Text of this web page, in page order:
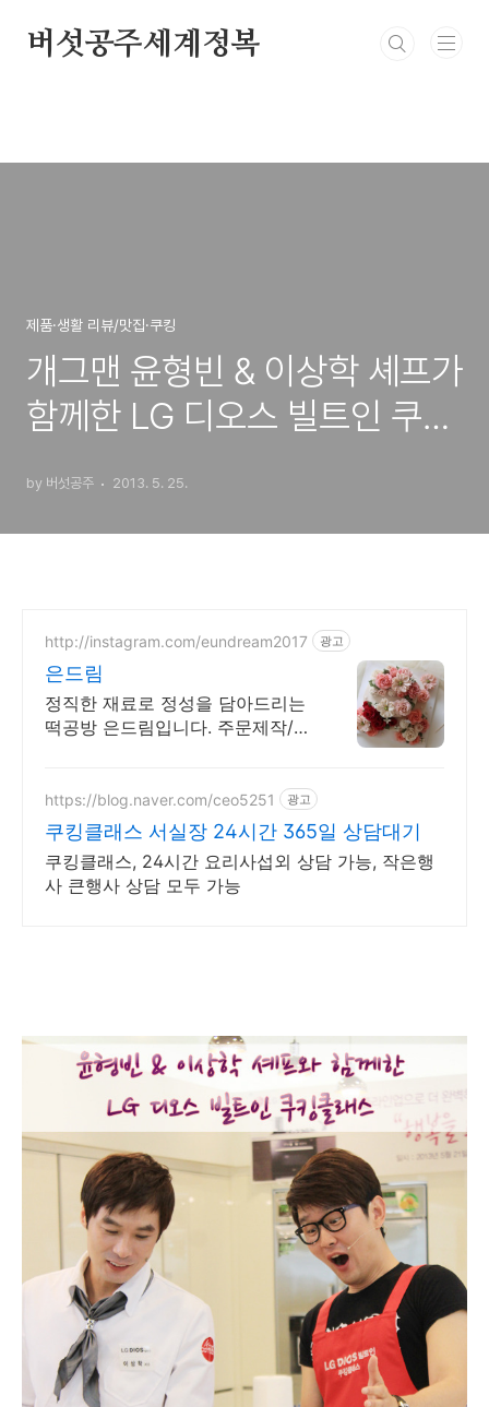
버섯공주세계정복
제품·생활 리뷰/맛집·쿠킹
개그맨 윤형빈 & 이상학 셰프가
함께한 LG 디오스 빌트인 쿠킹
점 [LG디오스빌트인쿠킹클래
by 버섯공주 2013. 5. 25.
http://instagram.com/eundream2017 광고
은드림
정직한 재료로 정성을 담아드리는
떡공방 은드림입니다. 주문제작/수
https://blog.naver.com/ceo5251 광고
쿠킹클래스 서실장 24시간 365일 상담대기
쿠킹클래스, 24시간 요리사섭외 상담 가능, 작은행
사 큰행사 상담 모두 가능